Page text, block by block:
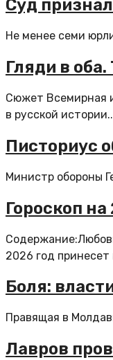
Суд
Не менее семи
Гляди в
Сюжет Всемирная
в русской
Писториус
Министр обороны
Гороскоп
2026 год
Боля:
Правящая в
Лавров